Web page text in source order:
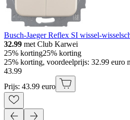
Busch-Jaeger Reflex SI wissel-
32.99 met Club Karwei
25% korting25% korting
25% korting, voordeelprijs: 32.99 euro
43.99
Prijs: 43.99 euro